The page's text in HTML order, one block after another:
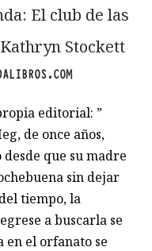
El club de las
Stockett
editorial: ”
de once años,
que su madre
sin dejar
tiempo, la
a buscarla se
en el orfanato se